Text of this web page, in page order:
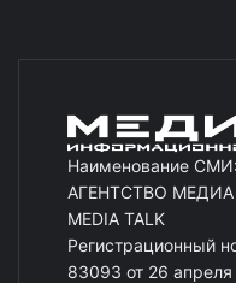
Наименование
АГЕНТСТВО МЕДИА
MEDIA TALK
Регистрационный
83093 от 26